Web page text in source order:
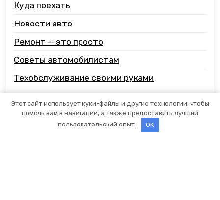
Куда поехать
Новости авто
Ремонт — это просто
Советы автомобилистам
Техобслуживание своими руками
Этот сайт использует куки-файлы и другие технологии, чтобы
помочь вам в навигации, а также предоставить лучший
пользовательский опыт.
OK